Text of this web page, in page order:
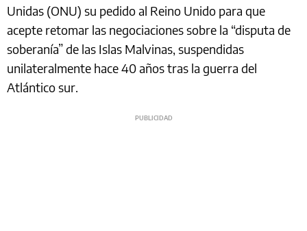
Unidas (ONU) su pedido al Reino Unido para que
acepte retomar las negociaciones sobre la “disputa de
soberanía” de las Islas Malvinas, suspendidas
unilateralmente hace 40 años tras la guerra del
Atlántico sur.